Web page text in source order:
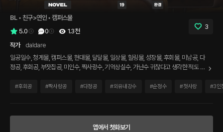
BL • 친구>연인 • 캠퍼스물
5.0
0 1.3천
3
작가
daldare
일공일수, 청게물, 캠퍼스물, 현대물, 달달물, 일상물, 힐링물, 성장물, 후회물, 미남공, 다
정공, 후회공, 부잣집공, 미인수, 짝사랑수, 기억상실수, 가난수 귀찮다고 생각한 적도 있
일었다. 한울은 결국 충동을 이기지 못하고 지운을 찾아 나섰다. 평생 와 볼 일 없던 가파
안 보지 못했던 얼굴이 나타났다. 한울의 기억 속보다 훨씬 더 초췌한 안색이었다. “……
#후회공 #짝사랑공 #다정공 #외유내강수 #순정수 #첫사랑 #3인
앱에서 첫화보기